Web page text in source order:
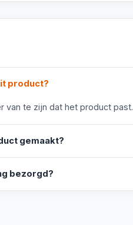
product?
van te zijn dat het product past.
gemaakt?
bezorgd?